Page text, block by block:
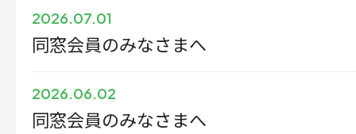
2026.07.01
同窓会員のみなさまへ
2026.06.02
同窓会員のみなさまへ